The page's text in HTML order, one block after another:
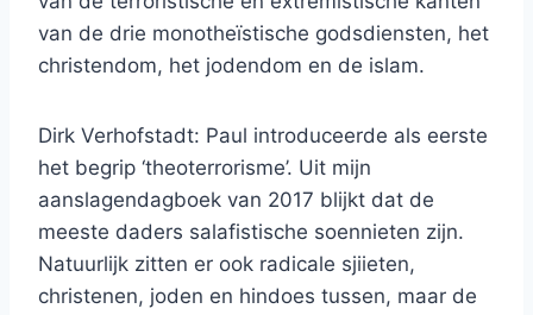
van de drie monotheïstische godsdiensten, het
christendom, het jodendom en de islam.
Dirk Verhofstadt: Paul introduceerde als eerste
het begrip ‘theoterrorisme’. Uit mijn
aanslagendagboek van 2017 blijkt dat de
meeste daders salafistische soennieten zijn.
Natuurlijk zitten er ook radicale sjiieten,
christenen, joden en hindoes tussen, maar de